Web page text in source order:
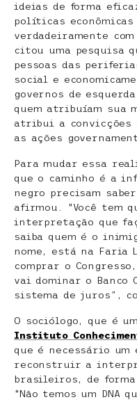
ideias de forma
políticas
verdadeiramente
citou uma pesquisa
pessoas das
social e
governos de
quem atribuíam sua
atribui a convicções
as ações
Para mudar essa
que o caminho é a
negro precisam
afirmou. “Você tem
interpretação que
saiba quem é o
nome, está na Faria
comprar o
vai dominar o Banco
sistema de juros”,
O sociólogo, que é
Instituto
que é necessário
reconstruir a
brasileiros, de
“Não temos um DNA